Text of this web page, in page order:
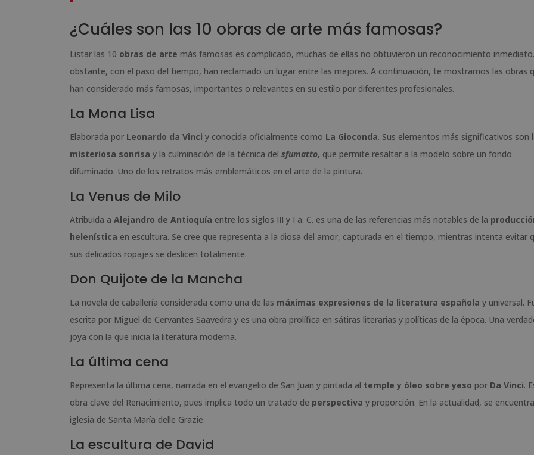
¿Cuáles son las 10 obras de arte más famosas?
Listar las 10 obras de arte más famosas es complicado, muchas de ellas no obtuvieron un reconocimiento
obstante, con el paso del tiempo, han reclamado un lugar entre las mejores. A continuación, te mostramos las obras
han considerado más famosas, importantes o relevantes en su estilo por diferentes profesionales.
La Mona Lisa
Elaborada por Leonardo da Vinci y conocida oficialmente como La Gioconda. Sus elementos más significativos son
misteriosa sonrisa y la culminación de la técnica del sfumatto, que permite resaltar a la modelo sobre un fondo
difuminado. Uno de los retratos más emblemáticos en el arte de la pintura.
La Venus de Milo
Atribuida a Alejandro de Antioquía entre los siglos III y I a. C. es una de las referencias más notables de la
helenística en escultura. Se cree que representa a la diosa del amor, capturada en el tiempo, mientras intenta evitar
sus delicados ropajes se deslicen totalmente.
Don Quijote de la Mancha
La novela de caballería considerada como una de las máximas expresiones de la literatura española y universal.
escrita por Miguel de Cervantes Saavedra y es una obra prolífica en sátiras literarias y políticas de la época. Una
joya con la que inicia la literatura moderna.
La última cena
Representa la última cena, narrada en el evangelio de San Juan y pintada al temple y óleo sobre yeso por Da Vinci.
obra clave del Renacimiento, pues implica todo un tratado de perspectiva y proporción. En la actualidad, se
iglesia de Santa María delle Grazie.
La escultura de David